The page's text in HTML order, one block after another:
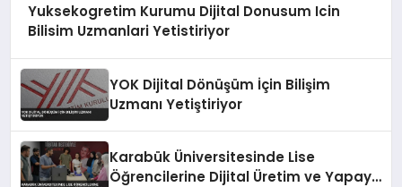
Yuksekogretim Kurumu Dijital Donusum Icin
Bilisim Uzmanlari Yetistiriyor
YOK Dijital Dönüşüm İçin Bilişim
Uzmanı Yetiştiriyor
Karabük Üniversitesinde Lise
Öğrencilerine Dijital Üretim ve Yapay